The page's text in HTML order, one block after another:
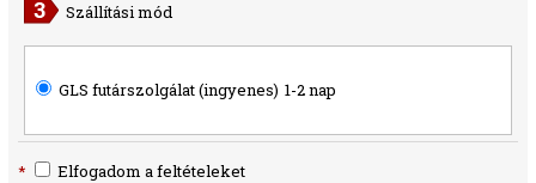
Szállítási mód
GLS futárszolgálat (ingyenes) 1-2 nap
* Elfogadom a feltételeket